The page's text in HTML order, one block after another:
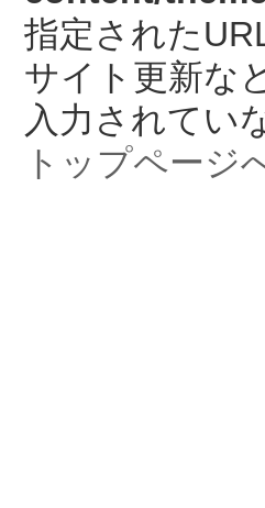
指定された
サイト更新な
入力されてい
トップページ